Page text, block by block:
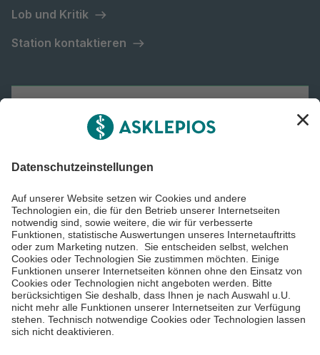
Lob und Kritik
Station kontaktieren
Asklepios Gruppe
Impressum